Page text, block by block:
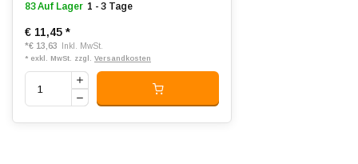
83 Auf Lager 1 - 3 Tage
€ 11,45 *
*€ 13,63 Inkl. MwSt.
* exkl. MwSt. zzgl. Versandkosten